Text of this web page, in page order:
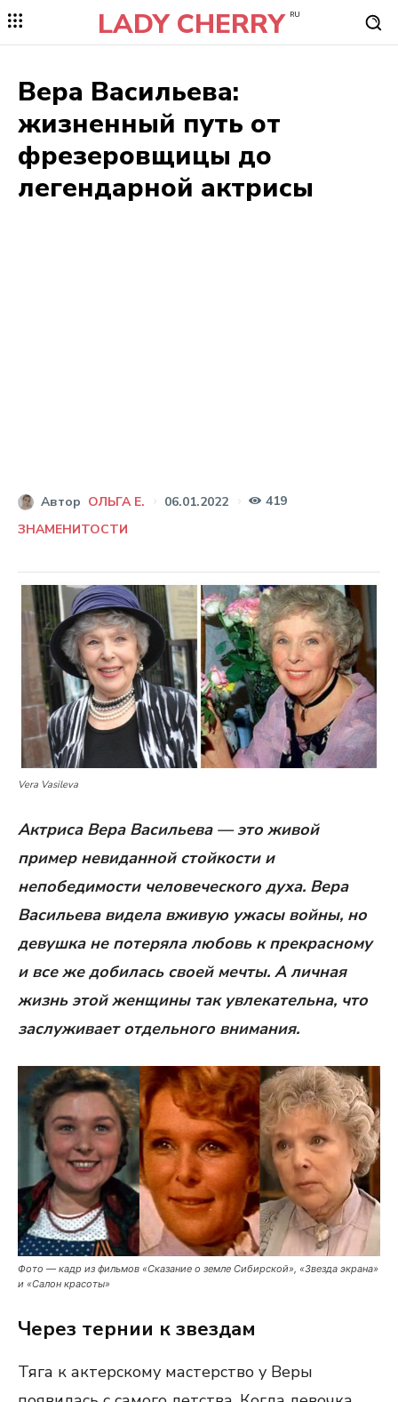
LADY CHERRY RU
Вера Васильева:
жизненный путь от
фрезеровщицы до
легендарной актрисы
Автор ОЛЬГА Е. 06.01.2022
419
ЗНАМЕНИТОСТИ
Vera Vasileva
Актриса Вера Васильева — это живой
пример невиданной стойкости и
непобедимости человеческого духа. Вера
Васильева видела вживую ужасы войны, но
девушка не потеряла любовь к прекрасному
и все же добилась своей мечты. А личная
жизнь этой женщины так увлекательна, что
заслуживает отдельного внимания.
Фото — кадр из фильмов «Сказание о земле Сибирской», «Звезда экрана»
и «Салон красоты»
Через тернии к звездам
Тяга к актерскому мастерство у Веры